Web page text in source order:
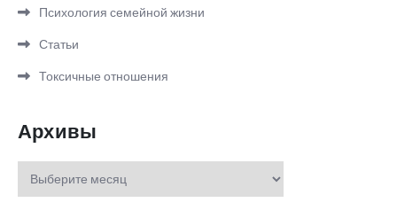
Психология семейной жизни
Статьи
Токсичные отношения
Архивы
Архивы